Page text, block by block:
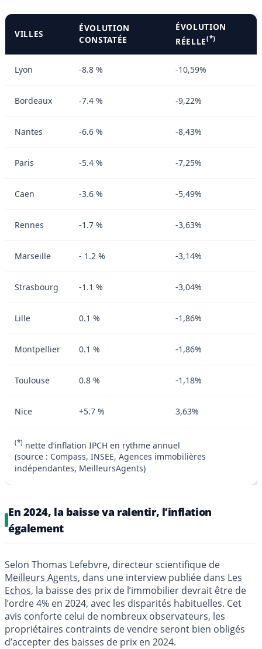
VILLES
ÉVOLUTION
CONSTATÉE
ÉVOLUTION
RÉELLE(*)
Lyon -8.8 % -10,59%
Bordeaux -7.4 % -9,22%
Nantes -6.6 % -8,43%
Paris -5.4 % -7,25%
Caen -3.6 % -5,49%
Rennes -1.7 % -3,63%
Marseille - 1.2 % -3,14%
Strasbourg -1.1 % -3,04%
Lille 0.1 % -1,86%
Montpellier 0.1 % -1,86%
Toulouse 0.8 % -1,18%
Nice +5.7 % 3,63%
(*) nette d’inflation IPCH en rythme annuel
(source : Compass, INSEE, Agences immobilières
indépendantes, MeilleursAgents)
En 2024, la baisse va ralentir, l’inflation
également
Selon Thomas Lefebvre, directeur scientifique de
Meilleurs Agents, dans une interview publiée dans Les
Echos, la baisse des prix de l’immobilier devrait être de
l’ordre 4% en 2024, avec les disparités habituelles. Cet
avis conforte celui de nombreux observateurs, les
propriétaires contraints de vendre seront bien obligés
d’accepter des baisses de prix en 2024.